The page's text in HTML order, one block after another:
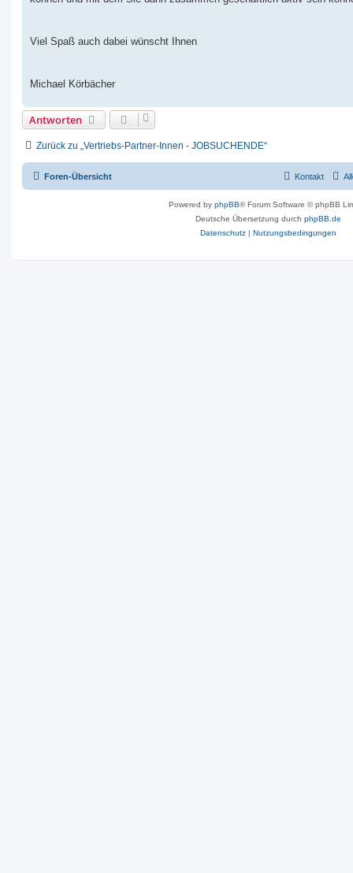
Viel Spaß auch dabei wünscht Ihnen
Michael Körbächer
Antworten
Zurück zu „Vertriebs-Partner-Innen - JOBSUCHENDE“
Foren-Übersicht Kontakt
Powered by phpBB® Forum Software © phpBB
Deutsche Übersetzung durch phpBB.de
Datenschutz | Nutzungsbedingungen